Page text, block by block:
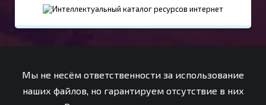
Мы не несём ответственности за использование
наших файлов, но гарантируем отсутствие в них